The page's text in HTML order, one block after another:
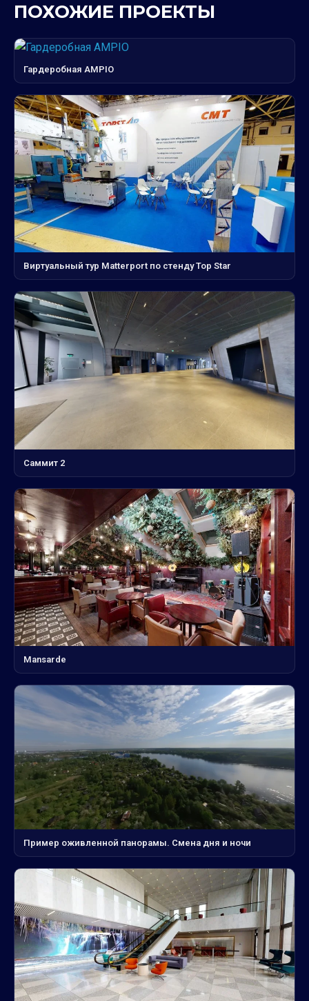
ПОХОЖИЕ ПРОЕКТЫ
Гардеробная AMPIO
Виртуальный тур Matterport по стенду Top Star
Саммит 2
Mansarde
Пример оживленной панорамы. Смена дня и ночи